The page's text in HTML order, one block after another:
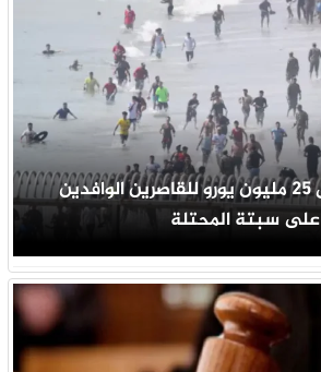
إسبانيا تخصص 25 مليون يورو للقاصرين الوافدين
على سبتة المحتلة